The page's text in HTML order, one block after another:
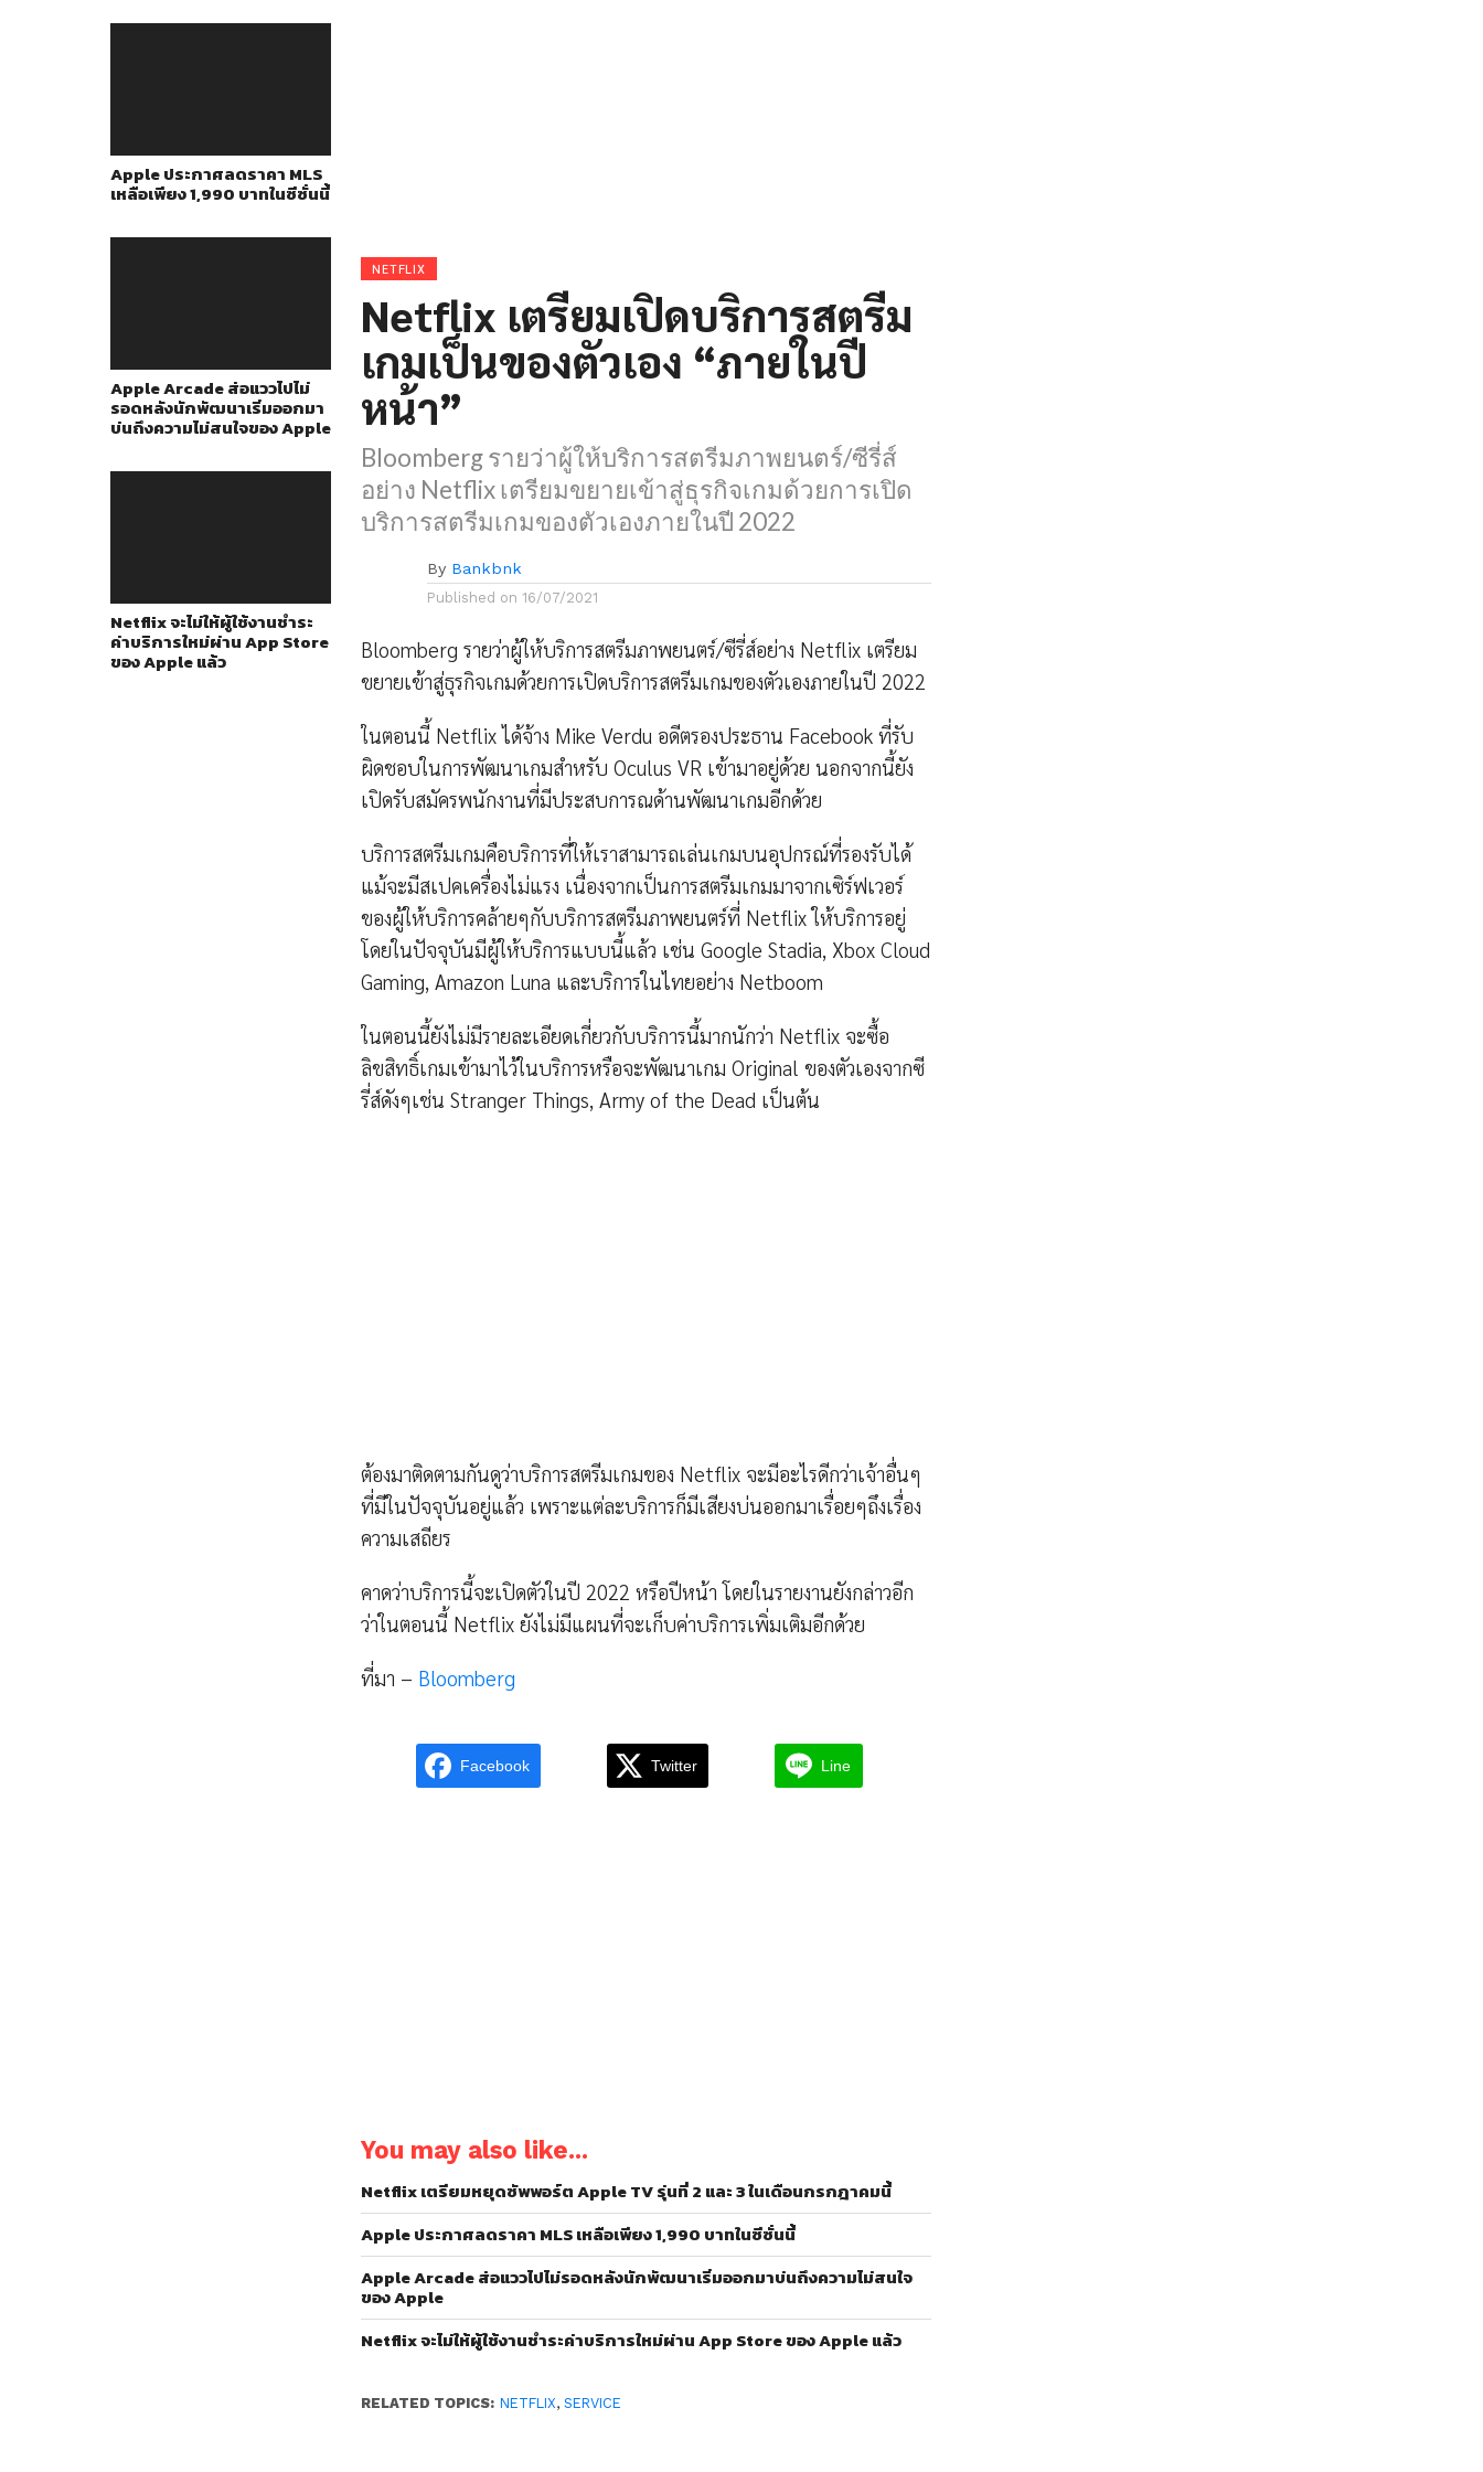
Apple ประกาศลดราคา MLS
เหลือเพียง 1,990 บาทในซีซั่นนี้
Apple Arcade ส่อแววไปไม่
รอดหลังนักพัฒนาเริ่มออกมา
บ่นถึงความไม่สนใจของ Apple
Netflix จะไม่ให้ผู้ใช้งานชำระ
ค่าบริการใหม่ผ่าน App Store
ของ Apple แล้ว
NETFLIX
Netflix เตรียมเปิดบริการสตรีม
เกมเป็นของตัวเอง “ภายในปี
หน้า”
Bloomberg รายว่าผู้ให้บริการสตรีมภาพยนตร์/ซีรี่ส์
อย่าง Netflix เตรียมขยายเข้าสู่ธุรกิจเกมด้วยการเปิด
บริการสตรีมเกมของตัวเองภายในปี 2022
By Bankbnk
Published on 16/07/2021
Bloomberg รายว่าผู้ให้บริการสตรีมภาพยนตร์/ซีรี่ส์อย่าง Netflix เตรียม
ขยายเข้าสู่ธุรกิจเกมด้วยการเปิดบริการสตรีมเกมของตัวเองภายในปี 2022
ในตอนนี้ Netflix ได้จ้าง Mike Verdu อดีตรองประธาน Facebook ที่รับ
ผิดชอบในการพัฒนาเกมสำหรับ Oculus VR เข้ามาอยู่ด้วย นอกจากนี้ยัง
เปิดรับสมัครพนักงานที่มีประสบการณด้านพัฒนาเกมอีกด้วย
บริการสตรีมเกมคือบริการที่ให้เราสามารถเล่นเกมบนอุปกรณ์ที่รองรับได้
แม้จะมีสเปคเครื่องไม่แรง เนื่องจากเป็นการสตรีมเกมมาจากเซิร์ฟเวอร์
ของผู้ให้บริการคล้ายๆกับบริการสตรีมภาพยนตร์ที่ Netflix ให้บริการอยู่
โดยในปัจจุบันมีผู้ให้บริการแบบนี้แล้ว เช่น Google Stadia, Xbox Cloud
Gaming, Amazon Luna และบริการในไทยอย่าง Netboom
ในตอนนี้ยังไม่มีรายละเอียดเกี่ยวกับบริการนี้มากนักว่า Netflix จะซื้อ
ลิขสิทธิ์เกมเข้ามาไว้ในบริการหรือจะพัฒนาเกม Original ของตัวเองจากซี
รี่ส์ดังๆเช่น Stranger Things, Army of the Dead เป็นต้น
ต้องมาติดตามกันดูว่าบริการสตรีมเกมของ Netflix จะมีอะไรดีกว่าเจ้าอื่นๆ
ที่มีในปัจจุบันอยู่แล้ว เพราะแต่ละบริการก็มีเสียงบ่นออกมาเรื่อยๆถึงเรื่อง
ความเสถียร
คาดว่าบริการนี้จะเปิดตัวในปี 2022 หรือปีหน้า โดยในรายงานยังกล่าวอีก
ว่าในตอนนี้ Netflix ยังไม่มีแผนที่จะเก็บค่าบริการเพิ่มเติมอีกด้วย
ที่มา – Bloomberg
Facebook Twitter Line
You may also like...
Netflix เตรียมหยุดซัพพอร์ต Apple TV รุ่นที่ 2 และ 3 ในเดือนกรกฎาคมนี้
Apple ประกาศลดราคา MLS เหลือเพียง 1,990 บาทในซีซั่นนี้
Apple Arcade ส่อแววไปไม่รอดหลังนักพัฒนาเริ่มออกมาบ่นถึงความไม่สนใจ
ของ Apple
Netflix จะไม่ให้ผู้ใช้งานชำระค่าบริการใหม่ผ่าน App Store ของ Apple แล้ว
RELATED TOPICS: NETFLIX,SERVICE